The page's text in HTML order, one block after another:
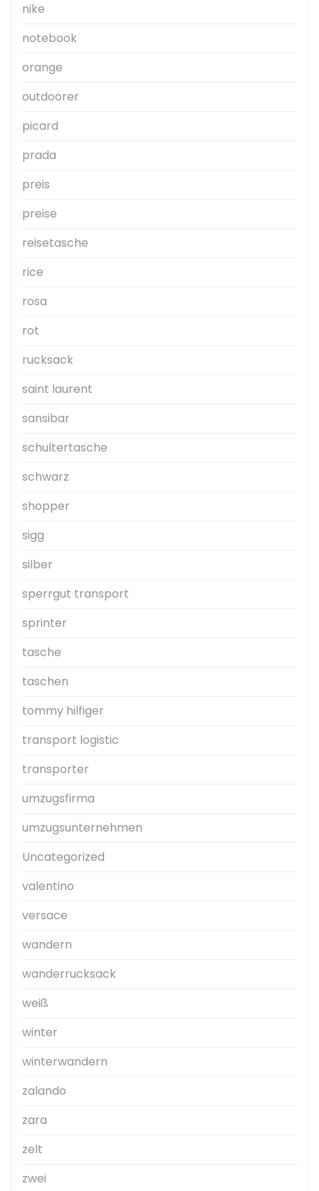
nike
notebook
orange
outdoorer
picard
prada
preis
preise
reisetasche
rice
rosa
rot
rucksack
saint laurent
sansibar
schultertasche
schwarz
shopper
sigg
silber
sperrgut transport
sprinter
tasche
taschen
tommy hilfiger
transport logistic
transporter
umzugsfirma
umzugsunternehmen
Uncategorized
valentino
versace
wandern
wanderrucksack
weiß
winter
winterwandern
zalando
zara
zelt
zwei